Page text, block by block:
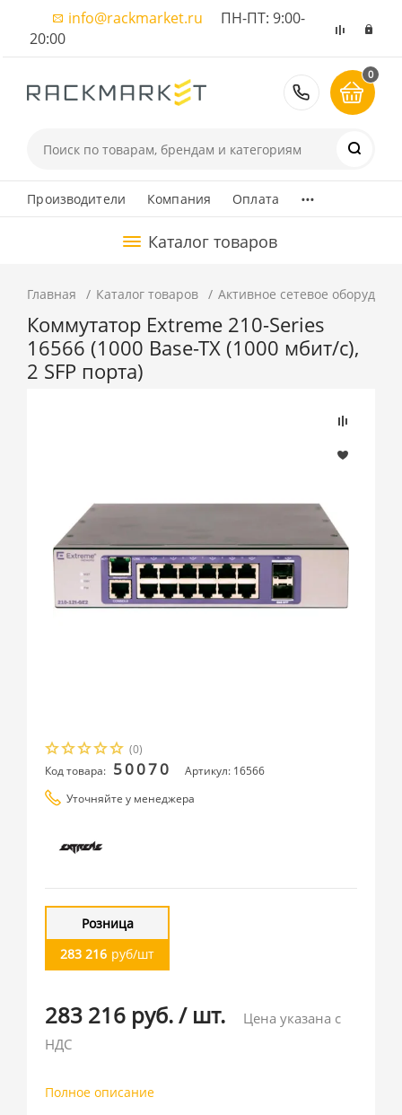
info@rackmarket.ru ПН-ПТ: 9:00-
20:00
8 (495)
0
Производители Компания Оплата ...
Каталог товаров
Главная Каталог товаров Активное сетевое
Коммутатор Extreme 210-Series
16566 (1000 Base-TX (1000 мбит/с),
2 SFP порта)
(0)
Код товара: 50070
Артикул: 16566
Уточняйте у менеджера
Розница
283 216 руб/шт
283 216 руб./ шт.
Цена указана с
НДС
Полное описание